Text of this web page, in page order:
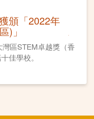
頒「2022年
)」
區STEM卓越獎（香
佳學校。